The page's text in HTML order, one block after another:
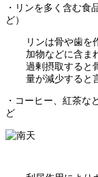
・リンを多く含む
ど）
リンは骨や歯を
加物などに含ま
過剰摂取すると
量が減少すると
・コーヒー、紅茶な
ど